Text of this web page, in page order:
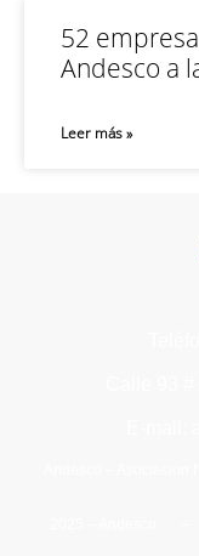
52
Andesco a
Leer más »